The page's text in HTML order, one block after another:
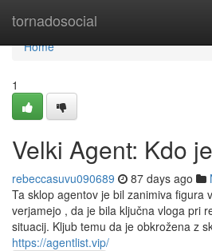
tornadosocial
Home
Home
1
Velki Agent: Kdo
rebeccasuvu090689 87 days ago
Ta sklop agentov je bil zanimiva figura
verjamejo , da je bila ključna vloga pri
situacij. Kljub temu da je obkrožena z
https://agentlist.vip/